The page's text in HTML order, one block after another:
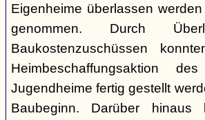
Eigenheime überlassen
genommen. Durch
Baukostenzuschüssen
Heimbeschaffungsaktion
Jugendheime fertig gestellt
Baubeginn. Darüber